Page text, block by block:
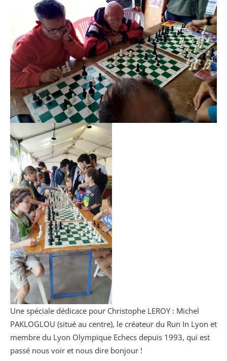
Une spéciale dédicace pour Christophe LEROY : Michel
PAKLOGLOU (situé au centre), le créateur du Run In Lyon et
membre du Lyon Olympique Echecs depuis 1993, qui est
passé nous voir et nous dire bonjour !